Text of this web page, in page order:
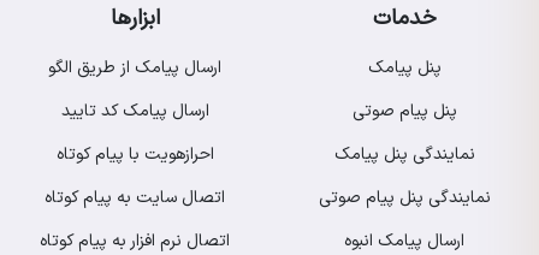
خدمات
پنل پیامک
پنل پیام صوتی
نمایندگی پنل پیامک
نمایندگی پنل پیام صوتی
ارسال پیامک انبوه
ابزارها
ارسال پیامک از طریق الگو
ارسال پیامک کد تایید
احرازهویت با پیام کوتاه
اتصال سایت به پیام کوتاه
اتصال نرم افزار به پیام کوتاه